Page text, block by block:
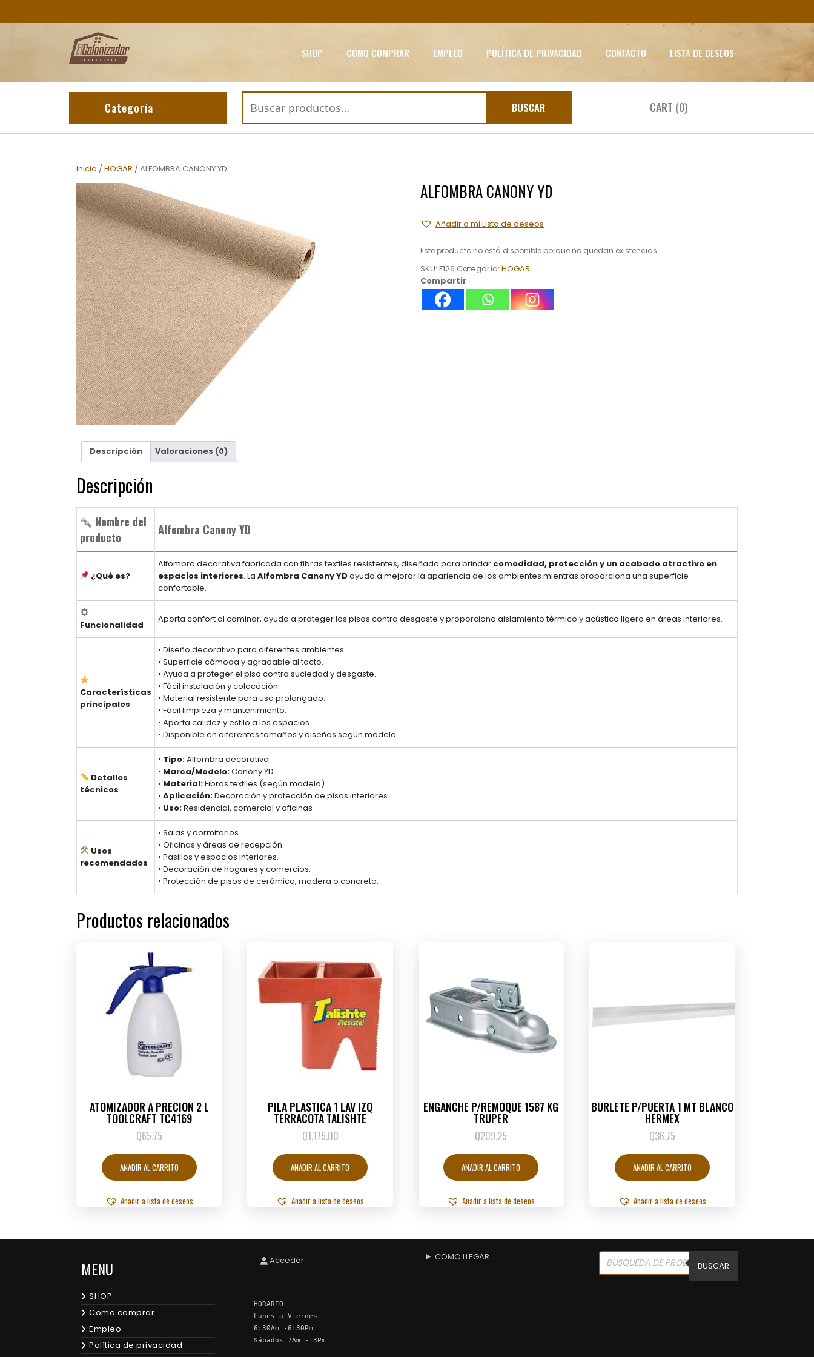
SHOP COMO COMPRAR EMPLEO POLÍTICA DE PRIVACIDAD CONTACTO LISTA DE DESEOS
Categoría
por:
BUSCAR CART (0)
Inicio /HOGAR / ALFOMBRA CANONY YD
ALFOMBRA CANONY YD
Añadir a mi Lista de deseos
Este producto no está disponible porque no quedan existencias.
SKU: F126 Categoría: HOGAR
Compartir
Descripción Valoraciones (0)
Descripción
Nombre del
producto
Alfombra Canony YD
¿Qué es?
Alfombra decorativa fabricada con fibras textiles resistentes, diseñada para brindar comodidad, protección y un acabado atractivo en
espacios interiores. La Alfombra Canony YDayuda a mejorar la apariencia de los ambientes mientras proporciona una superficie
confortable.
Funcionalidad
Aporta confort al caminar, ayuda a proteger los pisos contra desgaste y proporciona aislamiento térmico y acústico ligero en áreas interiores.
Características
principales
• Diseño decorativo para diferentes ambientes.
• Superficie cómoda y agradable al tacto.
• Ayuda a proteger el piso contra suciedad y desgaste.
• Fácil instalación y colocación.
• Material resistente para uso prolongado.
• Fácil limpieza y mantenimiento.
• Aporta calidez y estilo a los espacios.
• Disponible en diferentes tamaños y diseños según modelo.
Detalles
técnicos
• Tipo:Alfombra decorativa
• Marca/Modelo:Canony YD
• Material:Fibras textiles (según modelo)
• Aplicación:Decoración y protección de pisos interiores
• Uso:Residencial, comercial y oficinas
Usos
recomendados
• Salas y dormitorios.
• Oficinas y áreas de recepción.
• Pasillos y espacios interiores.
• Decoración de hogares y comercios.
• Protección de pisos de cerámica, madera o concreto.
Productos relacionados
ATOMIZADOR A PRECION 2 L
TOOLCRAFT TC4169
Q65.75
AÑADIR AL CARRITO
Añadir a lista de deseos
PILA PLASTICA 1 LAV IZQ
TERRACOTA TALISHTE
Q1,175.00
AÑADIR AL CARRITO
Añadir a lista de deseos
ENGANCHE P/REMOQUE 1587 KG
TRUPER
Q209.25
AÑADIR AL CARRITO
Añadir a lista de deseos
BURLETE P/PUERTA 1 MT BLANCO
HERMEX
Q36.75
AÑADIR AL CARRITO
Añadir a lista de deseos
MENU
SHOP
Como comprar
Empleo
Política de privacidad
Acceder
HORARIO
Lunes a Viernes
6:30Am -6:30Pm
Sábados 7Am - 3Pm
COMO LLEGAR Products
search BUSCAR